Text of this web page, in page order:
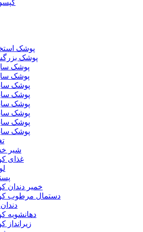
پوشک
پوشک
پوشک
پوشک
پوشک
پوشک
پوشک
پوشک
پوشک
پوشک
شیر
غذای
خمیر دندان
دستمال مرطوب
دندان
دهانشویه
زیرانداز